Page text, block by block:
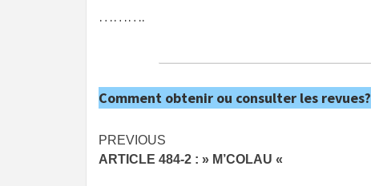
……….
Comment obtenir ou consulter les revues?
Post
navigation
PREVIOUS
ARTICLE 484-2 : » M’COLAU «